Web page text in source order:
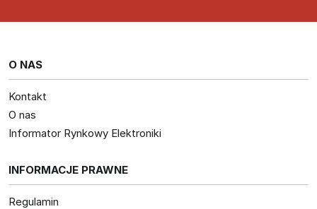
O NAS
Kontakt
O nas
Informator Rynkowy Elektroniki
INFORMACJE PRAWNE
Regulamin